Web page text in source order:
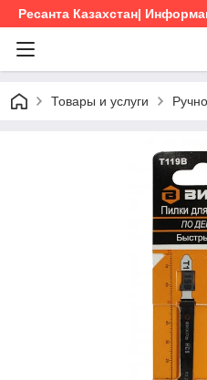
Ресанта Казахстан|
Товары и услуги